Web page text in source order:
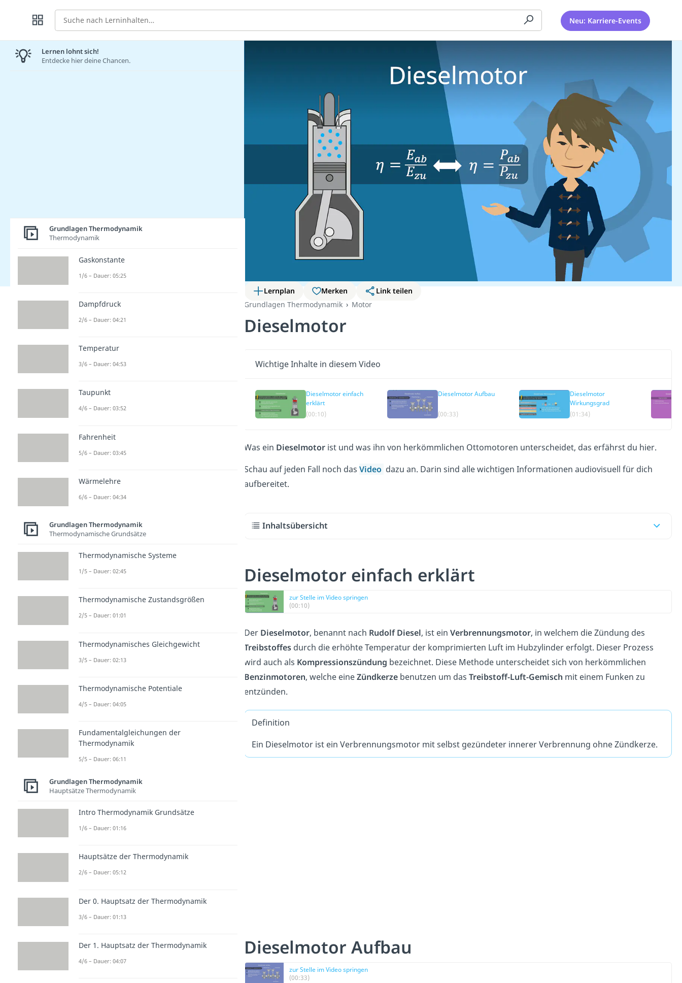
Suche Neu: Karriere-Events
Lernplan Merken
Link teilen
Grundlagen Thermodynamik
Motor
Dieselmotor
Wichtige Inhalte in diesem Video
Dieselmotor einfach
erklärt
(00:10)
Dieselmotor Aufbau
(00:33)
Dieselmotor
Wirkungsgrad
(01:34)
Was ein Dieselmotor ist und was ihn von herkömmlichen Ottomotoren unterscheidet, das erfährst du hier.
Schau auf jeden Fall noch dasVideo dazu an. Darin sind alle wichtigen Informationen audiovisuell für dich
aufbereitet.
Inhaltsübersicht
Dieselmotor einfach erklärt
zur Stelle im Video springen
(00:10)
Der Dieselmotor, benannt nach Rudolf Diesel, ist einVerbrennungsmotor, in welchem die Zündung des
Treibstoffes durch die erhöhte Temperatur der komprimierten Luft im Hubzylinder erfolgt. Dieser Prozess
wird auch als Kompressionszündung bezeichnet. Diese Methode unterscheidet sich von herkömmlichen
Benzinmotoren, welche eineZündkerze benutzen um dasTreibstoff-Luft-Gemisch mit einem Funken zu
entzünden.
Definition
Ein Dieselmotor ist ein Verbrennungsmotor mit selbst gezündeter innerer Verbrennung ohne Zündkerze.
Dieselmotor Aufbau
zur Stelle im Video springen
(00:33)
Lernen lohnt sich!
Entdecke hier deine Chancen.
Grundlagen Thermodynamik
Thermodynamik
Gaskonstante
1/6 – Dauer: 05:25
Dampfdruck
2/6 – Dauer: 04:21
Temperatur
3/6 – Dauer: 04:53
Taupunkt
4/6 – Dauer: 03:52
Fahrenheit
5/6 – Dauer: 03:45
Wärmelehre
6/6 – Dauer: 04:34
Grundlagen Thermodynamik
Thermodynamische Grundsätze
Thermodynamische Systeme
1/5 – Dauer: 02:45
Thermodynamische Zustandsgrößen
2/5 – Dauer: 01:01
Thermodynamisches Gleichgewicht
3/5 – Dauer: 02:13
Thermodynamische Potentiale
4/5 – Dauer: 04:05
Fundamentalgleichungen der
Thermodynamik
5/5 – Dauer: 06:11
Grundlagen Thermodynamik
Hauptsätze Thermodynamik
Intro Thermodynamik Grundsätze
1/6 – Dauer: 01:16
Hauptsätze der Thermodynamik
2/6 – Dauer: 05:12
Der 0. Hauptsatz der Thermodynamik
3/6 – Dauer: 01:13
Der 1. Hauptsatz der Thermodynamik
4/6 – Dauer: 04:07